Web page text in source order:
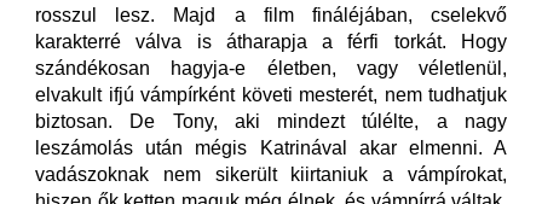
rosszul lesz. Majd a film fináléjában, cselekvő
karakterré válva is átharapja a férfi torkát. Hogy
szándékosan hagyja-e életben, vagy véletlenül,
elvakult ifjú vámpírként követi mesterét, nem tudhatjuk
biztosan. De Tony, aki mindezt túlélte, a nagy
leszámolás után mégis Katrinával akar elmenni. A
vadászoknak nem sikerült kiirtaniuk a vámpírokat,